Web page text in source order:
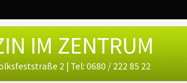
IM ZENTRUM
2 | Tel: 0680 / 222 85 22